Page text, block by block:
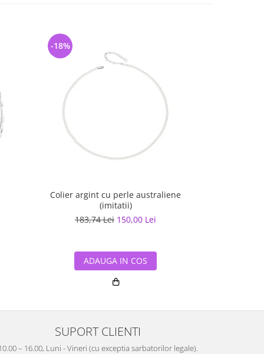
Colier argint cu perle australiene
(imitatii)
183,74 Lei 150,00 Lei
-18%
ADAUGA IN COS
SUPORT CLIENTI
– 16.00, Luni - Vineri (cu exceptia sarbatorilor legale).